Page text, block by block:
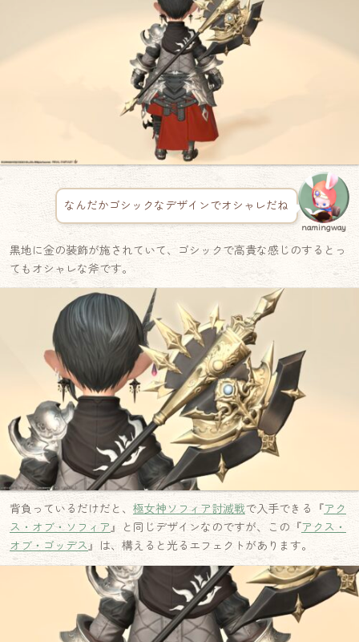
なんだかゴシックなデザインでオシャレだね
namingway
黒地に金の装飾が施されていて、ゴシックで高貴な感じのするとっ
てもオシャレな斧です。
背負っているだけだと、 極女神ソフィア討滅戦で入手できる『アク
ス・オブ・ソフィア』と同じデザインなのですが、この『アクス・
オブ・ゴッデス』は、構えると光るエフェクトがあります。